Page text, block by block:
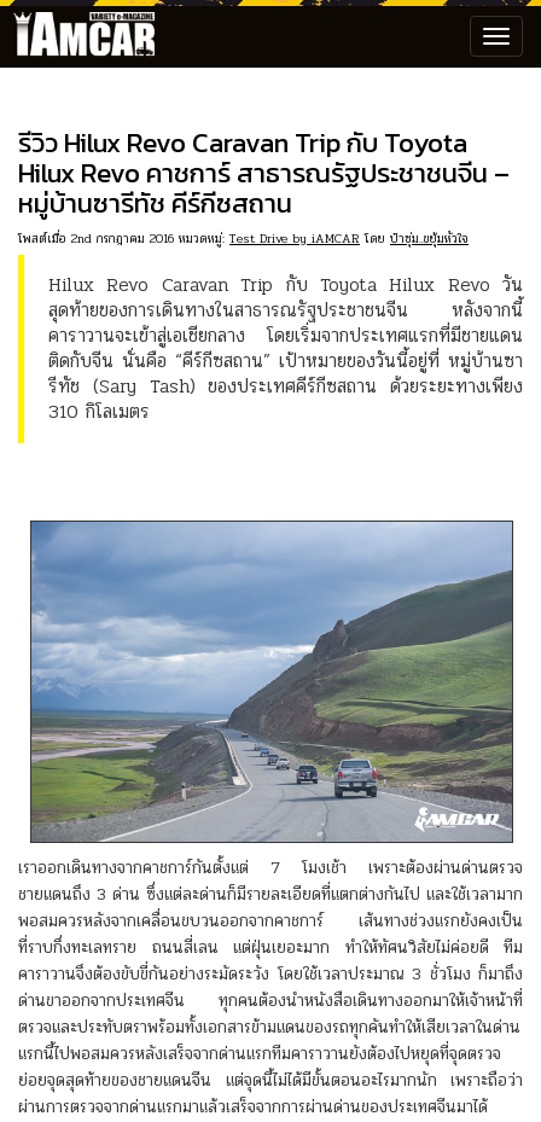
รีวิว Hilux Revo Caravan Trip กับ Toyota
Hilux Revo คาชการ์ สาธารณรัฐประชาชนจีน –
หมู่บ้านซารีทัช คีร์กีซสถาน
โพสต์เมื่อ 2nd กรกฎาคม 2016 หมวดหมู่: Test Drive by iAMCAR โดย ป๋าซุ่ม..ขยุ้มหัวใจ
Hilux Revo Caravan Trip กับ Toyota Hilux Revo วัน
สุดท้ายของการเดินทางในสาธารณรัฐประชาชนจีน หลังจากนี้
คาราวานจะเข้าสู่เอเชียกลาง โดยเริ่มจากประเทศแรกที่มีชายแดน
ติดกับจีน นั่นคือ “คีร์กีซสถาน” เป้าหมายของวันนี้อยู่ที่ หมู่บ้านซา
รีทัช (Sary Tash) ของประเทศคีร์กีซสถาน ด้วยระยะทางเพียง
310 กิโลเมตร
เราออกเดินทางจากคาชการ์กันตั้งแต่ 7 โมงเช้า เพราะต้องผ่านด่านตรวจ
ชายแดนถึง 3 ด่าน ซึ่งแต่ละด่านก็มีรายละเอียดที่แตกต่างกันไป และใช้เวลามาก
พอสมควรหลังจากเคลื่อนขบวนออกจากคาชการ์ เส้นทางช่วงแรกยังคงเป็น
ที่ราบกึ่งทะเลทราย ถนนสี่เลน แต่ฝุ่นเยอะมาก ทำให้ทัศนวิสัยไม่ค่อยดี ทีม
คาราวานจึงต้องขับขี่กันอย่างระมัดระวัง โดยใช้เวลาประมาณ 3 ชั่วโมง ก็มาถึง
ด่านขาออกจากประเทศจีน ทุกคนต้องนำหนังสือเดินทางออกมาให้เจ้าหน้าที่
ตรวจและประทับตราพร้อมทั้งเอกสารข้ามแดนของรถทุกคันทำให้เสียเวลาในด่าน
แรกนี้ไปพอสมควรหลังเสร็จจากด่านแรกทีมคาราวานยังต้องไปหยุดที่จุดตรวจ
ย่อยจุดสุดท้ายของชายแดนจีน แต่จุดนี้ไม่ได้มีขั้นตอนอะไรมากนัก เพราะถือว่า
ผ่านการตรวจจากด่านแรกมาแล้วเสร็จจากการผ่านด่านของประเทศจีนมาได้